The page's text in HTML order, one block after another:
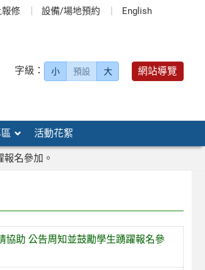
修 設備/場地預約 English
字級： 小 預設 大 網站導覽
活動花絮
名參加。
協助 公告周知並鼓勵學生踴躍報名參